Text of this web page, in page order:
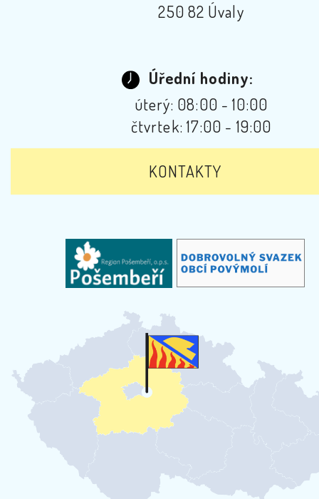
250 82 Úvaly
Úřední hodiny:
úterý: 08:00 - 10:00
čtvrtek: 17:00 - 19:00
KONTAKTY